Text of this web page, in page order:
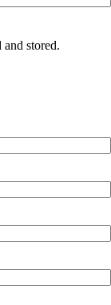
and stored.